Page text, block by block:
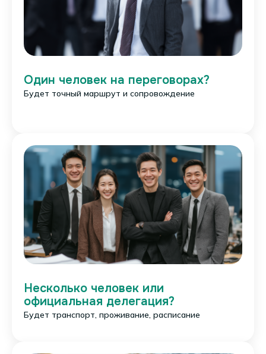
Один человек на переговорах?
Будет точный маршрут и сопровождение
Несколько человек или
официальная делегация?
Будет транспорт, проживание, расписание
Имя
Телефон